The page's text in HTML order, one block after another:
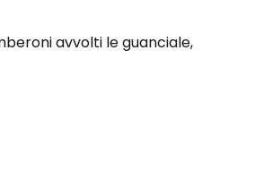
avvolti le guanciale,